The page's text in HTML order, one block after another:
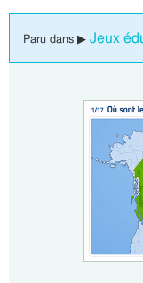
Paru dans ▶ Jeux